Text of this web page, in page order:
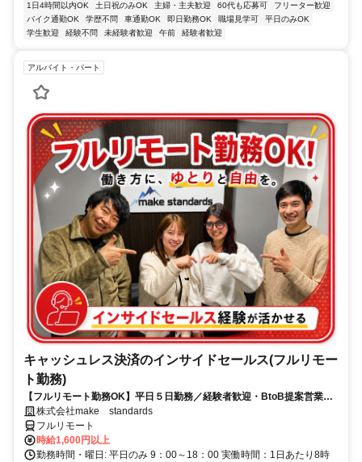
1日4時間以内OK
土日祝のみOK 主婦・主夫歓迎 60代も応募可
フリーター歓迎
バイク通勤OK
学歴不問 車通勤OK 即日勤務OK 職場見学可
平日のみOK
学生歓迎
経験不問 未経験者歓迎 午前 経験者歓迎
アルバイト・パート
キャッシュレス決済のインサイドセールス(フルリモー
ト勤務)
【フルリモート勤務OK】平日５日勤務／経験者歓迎・BtoB提案営業で
スキルアップ
株式会社make standards
フルリモート
時給1,600円以上
勤務時間・曜日: 平日のみ 9：00～18：00 実働時間：1日あたり8時